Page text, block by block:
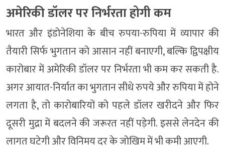
अमेरिकी डॉलर पर निर्भरता होगी कम
भारत और इंडोनेशिया के बीच रुपया-रुपिया में व्यापार की
तैयारी सिर्फ भुगतान को आसान नहीं बनाएगी, बल्कि द्विपक्षीय
कारोबार में अमेरिकी डॉलर पर निर्भरता भी कम कर सकती है.
अगर आयात-निर्यात का भुगतान सीधे रुपये और रुपिया में होने
लगता है, तो कारोबारियों को पहले डॉलर खरीदने और फिर
दूसरी मुद्रा में बदलने की जरूरत नहीं पड़ेगी. इससे लेनदेन की
लागत घटेगी और विनिमय दर के जोखिम में भी कमी आएगी.